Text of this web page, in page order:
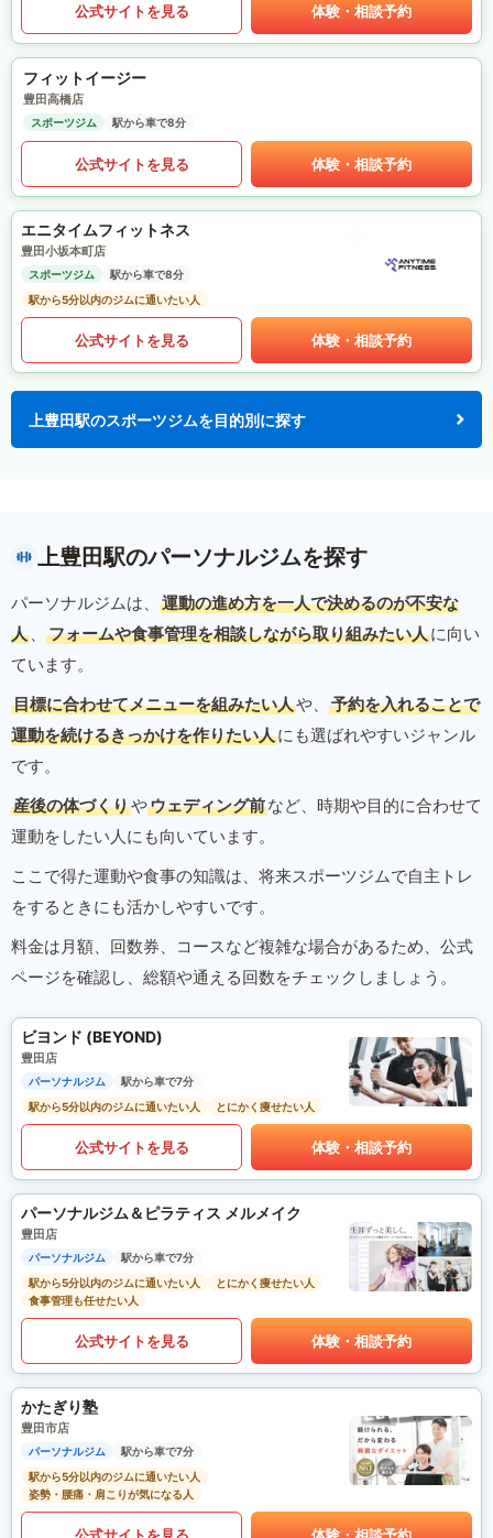
公式サイトを見る 体験・相談予約
フィットイージー
豊田高橋店
スポーツジム 駅から車で8分
公式サイトを見る 体験・相談予約
エニタイムフィットネス
豊田小坂本町店
スポーツジム
駅から車で8分
駅から5分以内のジムに通いたい人
公式サイトを見る 体験・相談予約
上豊田駅のスポーツジムを目的別に探す
上豊田駅のパーソナルジムを探す
パーソナルジムは、
運動の進め方を一人で決めるのが不安な
人 、 フォームや食事管理を相談しながら取り組みたい人に向い
ています。
目標に合わせてメニューを組みたい人や、
予約を入れることで
運動を続けるきっかけを作りたい人にも選ばれやすいジャンル
です。
産後の体づくりやウェディング前など、時期や目的に合わせて
運動をしたい人にも向いています。
ここで得た運動や食事の知識は、将来スポーツジムで自主トレ
をするときにも活かしやすいです。
料金は月額、回数券、コースなど複雑な場合があるため、公式
ページを確認し、総額や通える回数をチェックしましょう。
ビヨンド (BEYOND)
豊田店
パーソナルジム
駅から車で7分
駅から5分以内のジムに通いたい人
とにかく痩せたい人
公式サイトを見る 体験・相談予約
パーソナルジム＆ピラティス メルメイク
豊田店
パーソナルジム
駅から車で7分
駅から5分以内のジムに通いたい人
とにかく痩せたい人
食事管理も任せたい人
公式サイトを見る 体験・相談予約
かたぎり塾
豊田市店
パーソナルジム
駅から車で7分
駅から5分以内のジムに通いたい人
姿勢・腰痛・肩こりが気になる人